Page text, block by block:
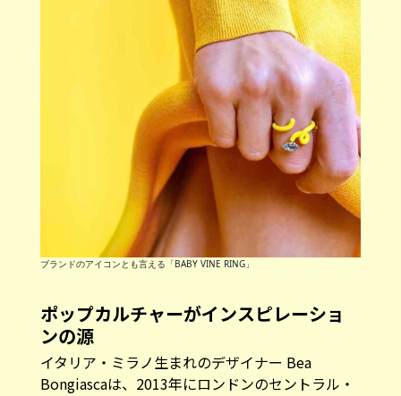
ブランドのアイコンとも言える「BABY VINE RING」
ポップカルチャーがインスピレーショ
ンの源
イタリア・ミラノ生まれのデザイナー Bea
Bongiascaは、2013年にロンドンのセントラル・